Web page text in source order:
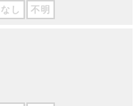
なし 不明